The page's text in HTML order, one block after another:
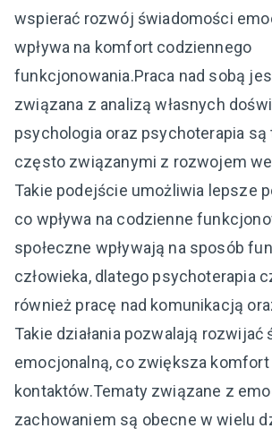
wspierać rozwój świadomości
wpływa na komfort codziennego
funkcjonowania.Praca nad sobą
związana z analizą własnych
psychologia oraz psychoterapia są
często związanymi z rozwojem
Takie podejście umożliwia lepsze
co wpływa na codzienne
społeczne wpływają na sposób
człowieka, dlatego psychoterapia
również pracę nad komunikacją
Takie działania pozwalają rozwijać
emocjonalną, co zwiększa
kontaktów.Tematy związane z
zachowaniem są obecne w wielu